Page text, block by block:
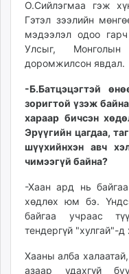
О.Сийлэгмаа гэж
Гэтэл зээлийн
мэдээлэл одоо
Улсыг,
доромжилсон явдал.
-Б.Батцэцэгтэй
зоригтой үзэж
хараар бичсэн
Эрүүгийн цагдаа,
шүүхийнхэн авч
чимээгүй байна?
-Хаан ард нь
хөдлөх юм бэ.
байгаа учраас
тендергүй "хулгай"-д
Хааны алба
азаар удахгүй